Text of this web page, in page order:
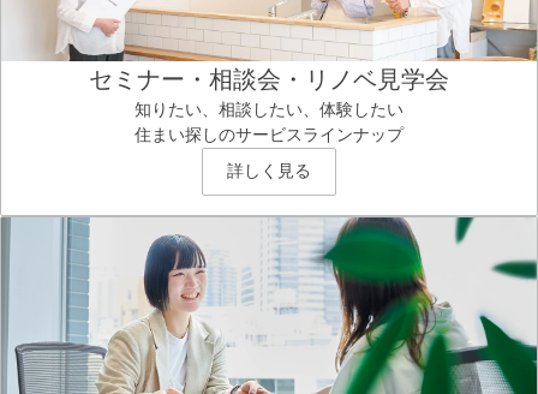
セミナー・相談会・リノベ見学会
知りたい、相談したい、体験したい
住まい探しのサービスラインナップ
詳しく見る